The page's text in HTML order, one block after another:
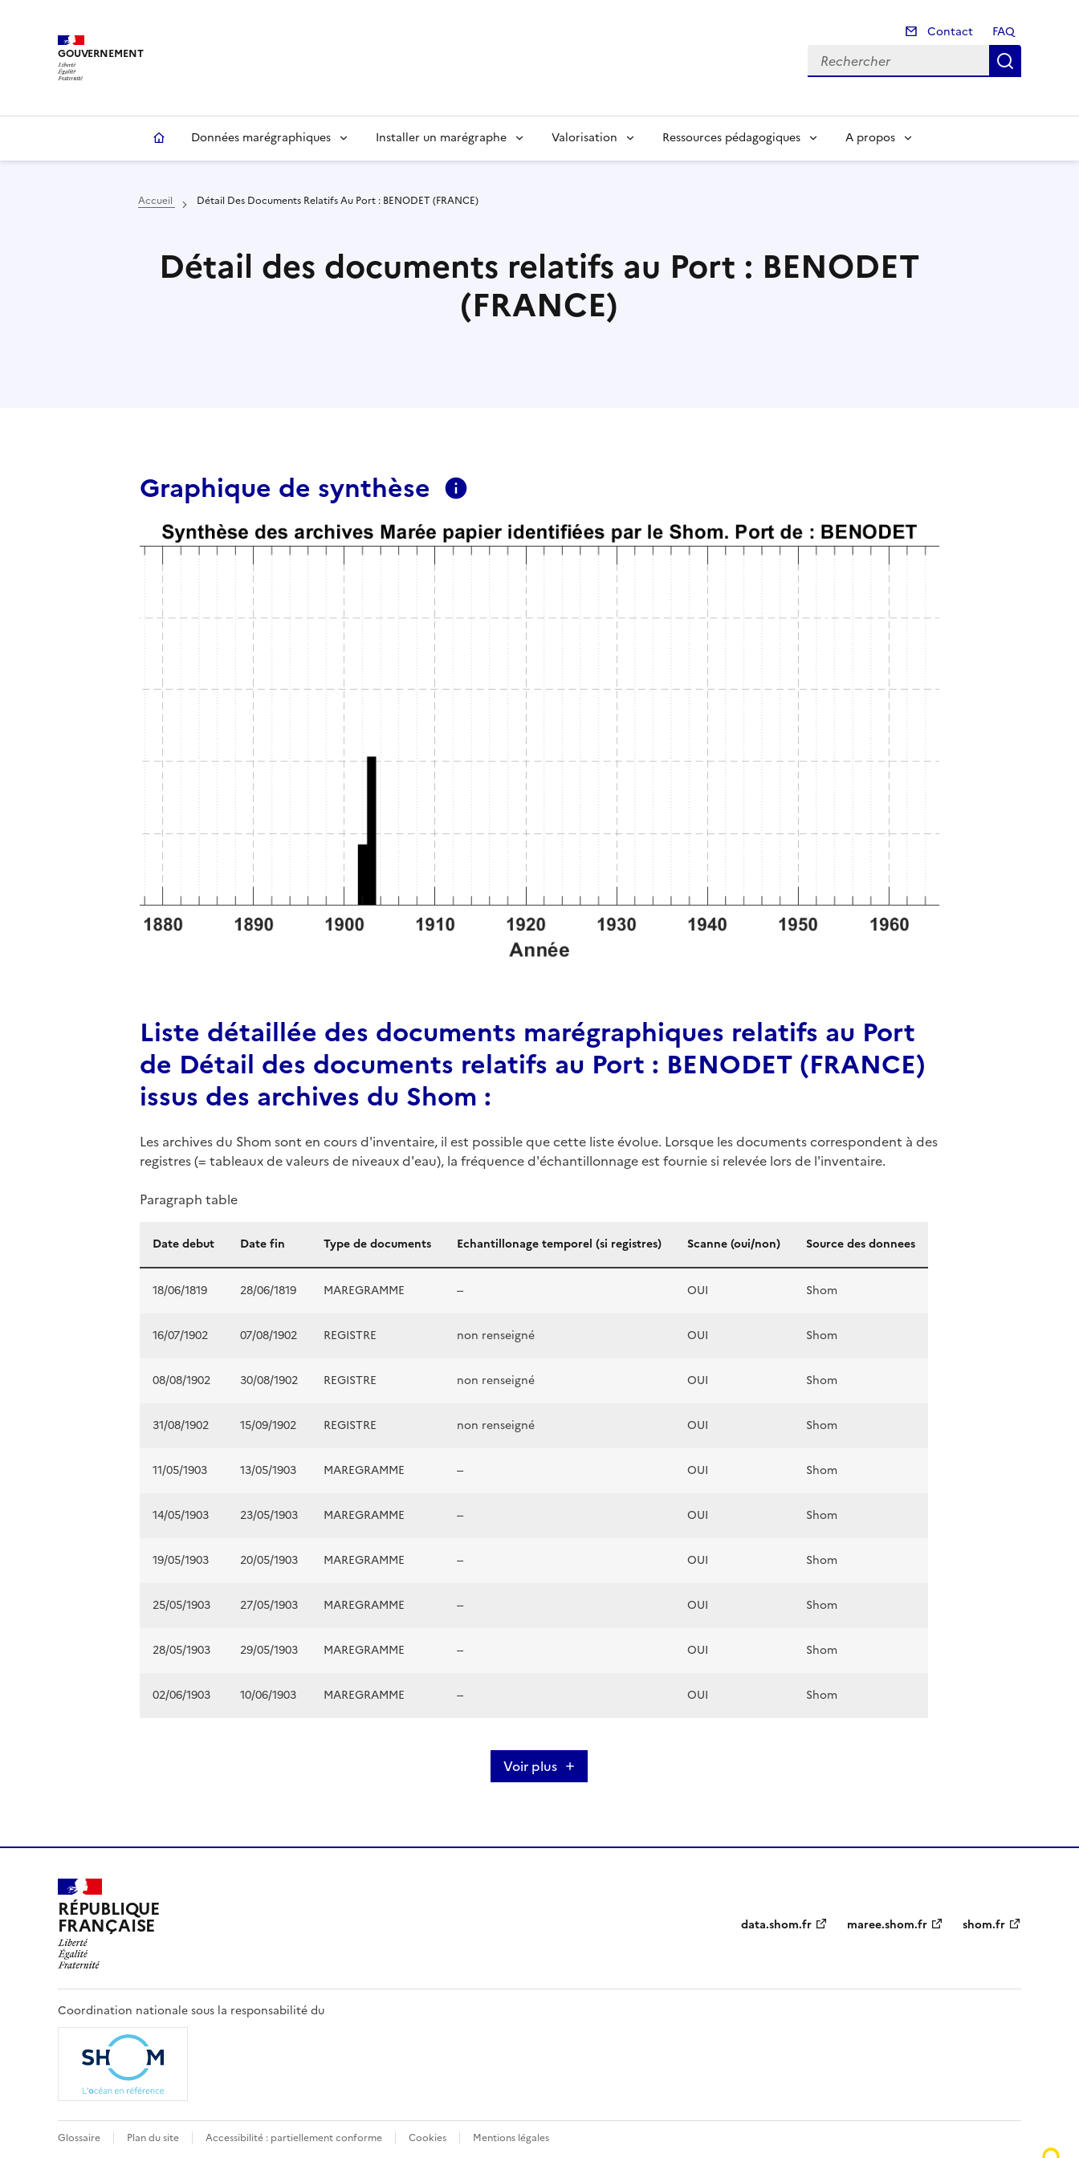
GOUVERNEMENT Contact
Contact FAQ
Données marégraphiques Installer un marégraphe Valorisation Ressources pédagogiques A propos
Accueil Détail Des Documents Relatifs Au Port : BENODET (FRANCE)
Détail des documents relatifs au Port : BENODET
(FRANCE)
Graphique de synthèse
Liste détaillée des documents marégraphiques relatifs au Port
de Détail des documents relatifs au Port : BENODET (FRANCE)
issus des archives du Shom :
Les archives du Shom sont en cours d'inventaire, il est possible que cette liste évolue. Lorsque les documents correspondent à des
registres (= tableaux de valeurs de niveaux d'eau), la fréquence d'échantillonnage est fournie si relevée lors de l'inventaire.
Paragraph table
Date debut Date fin Type de documents Echantillonage temporel (si registres) Scanne (oui/non) Source des donnees
18/06/1819 28/06/1819 MAREGRAMME -- OUI Shom
16/07/1902 07/08/1902 REGISTRE non renseigné OUI Shom
08/08/1902 30/08/1902 REGISTRE non renseigné OUI Shom
31/08/1902 15/09/1902 REGISTRE non renseigné OUI Shom
11/05/1903 13/05/1903 MAREGRAMME -- OUI Shom
14/05/1903 23/05/1903 MAREGRAMME -- OUI Shom
19/05/1903 20/05/1903 MAREGRAMME -- OUI Shom
25/05/1903 27/05/1903 MAREGRAMME -- OUI Shom
28/05/1903 29/05/1903 MAREGRAMME -- OUI Shom
02/06/1903 10/06/1903 MAREGRAMME -- OUI Shom
Voir plus
RÉPUBLIQUE
FRANÇAISE Partenaires
data.shom.fr maree.shom.fr shom.fr
Coordination nationale sous la responsabilité du
Pied
Glossaire Plan du site Accessibilité : partiellement conforme Cookies Mentions légales